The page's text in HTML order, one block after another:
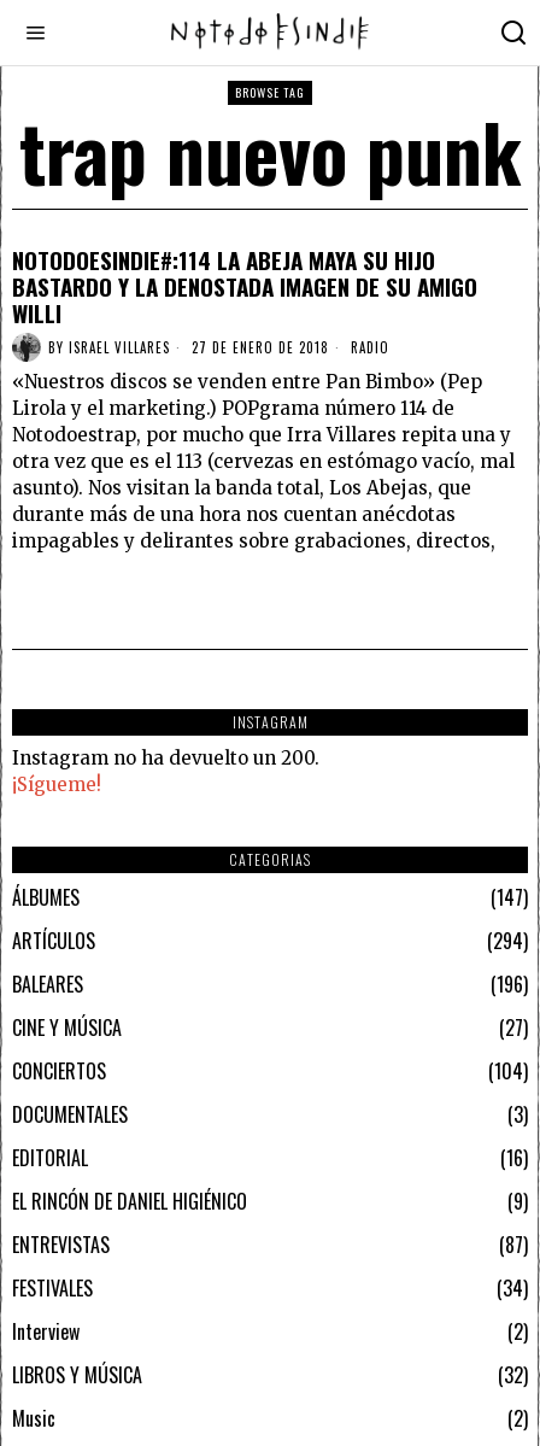
BROWSE TAG
trap nuevo punk
NOTODOESINDIE#:114 LA ABEJA MAYA SU HIJO
BASTARDO Y LA DENOSTADA IMAGEN DE SU AMIGO
WILLI
BY ISRAEL VILLARES 27 DE ENERO DE 2018 RADIO
«Nuestros discos se venden entre Pan Bimbo» (Pep
Lirola y el marketing.) POPgrama número 114 de
Notodoestrap, por mucho que Irra Villares repita una y
otra vez que es el 113 (cervezas en estómago vacío, mal
asunto). Nos visitan la banda total, Los Abejas, que
durante más de una hora nos cuentan anécdotas
impagables y delirantes sobre grabaciones, directos,
INSTAGRAM
Instagram no ha devuelto un 200.
¡Sígueme!
CATEGORIAS
ÁLBUMES
147
ARTÍCULOS
294
BALEARES
196
CINE Y MÚSICA
27
CONCIERTOS
104
DOCUMENTALES
3
EDITORIAL
16
EL RINCÓN DE DANIEL HIGIÉNICO
9
ENTREVISTAS
87
FESTIVALES
34
Interview
2
LIBROS Y MÚSICA
32
Music
2